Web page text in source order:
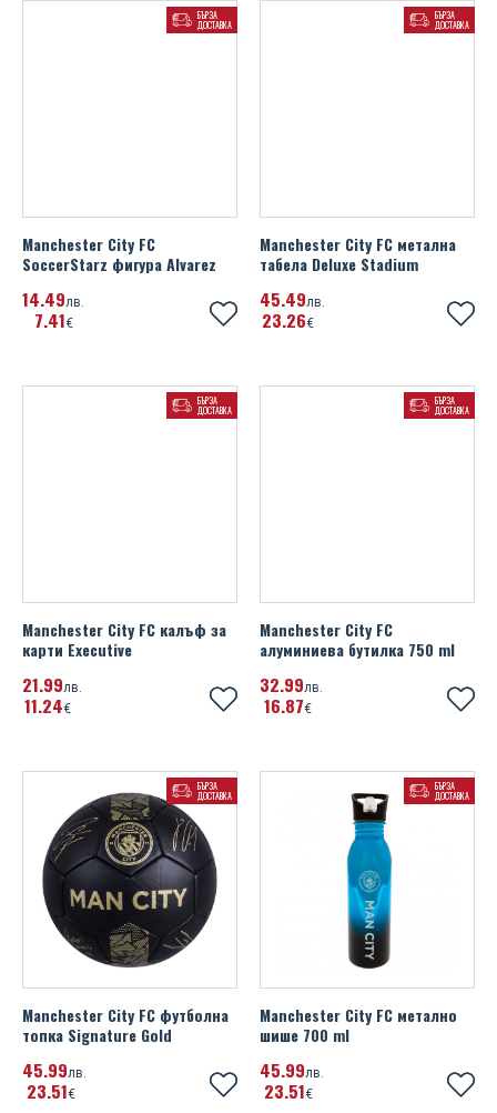
БЪРЗА
ДОСТАВКА
Manchester City FC
SoccerStarz фигура Alvarez
14 49лв.
7 41€
БЪРЗА
ДОСТАВКА
Manchester City FC метална
табела Deluxe Stadium
45 49лв.
23 26€
БЪРЗА
ДОСТАВКА
Manchester City FC калъф за
карти Executive
21 99лв.
11 24€
БЪРЗА
ДОСТАВКА
Manchester City FC
алуминиева бутилка 750 ml
32 99лв.
16 87€
БЪРЗА
ДОСТАВКА
Manchester City FC футболна
топка Signature Gold
45 99лв.
23 51€
БЪРЗА
ДОСТАВКА
Manchester City FC метално
шише 700 ml
45 99лв.
23 51€